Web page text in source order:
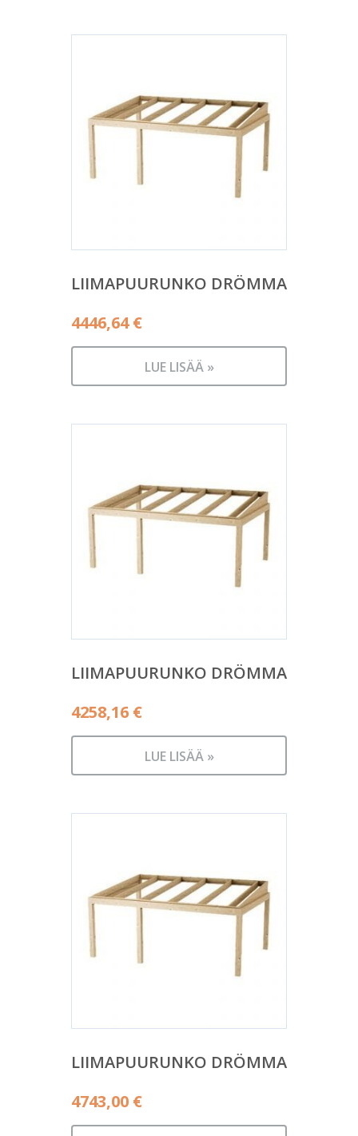
LIIMAPUURUNKO DRÖMMA
4446,64€
LUE LISÄÄ »
LIIMAPUURUNKO DRÖMMA
4258,16 €
LUE LISÄÄ »
LIIMAPUURUNKO DRÖMMA
4743,00 €